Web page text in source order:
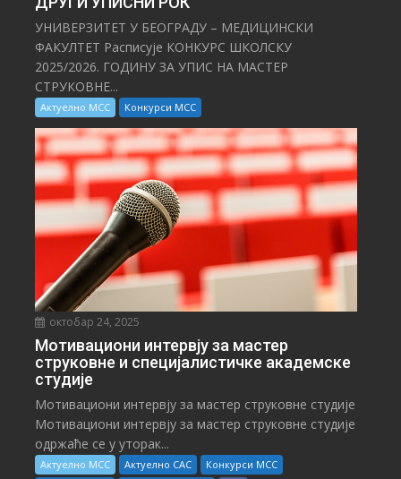
УНИВЕРЗИТЕТ У БЕОГРАДУ – МЕДИЦИНСКИ
ФАКУЛТЕТ Расписује КОНКУРС ШКОЛСКУ
2025/⁠2026. ГОДИНУ ЗА УПИС НА МАСТЕР
СТРУКОВНЕ...
Актуелно МСС Конкурси МСС
октобар 24, 2025
Мотивациони интервју за мастер
струковне и специјалистичке академске
студије
Мотивациони интервју за мастер струковне студије
Мотивациони интервју за мастер струковне студије
одржаће се у уторак...
Актуелно МСС Актуелно САС
Конкурси МСС